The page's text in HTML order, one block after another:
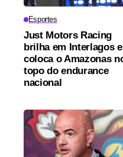
Esportes
Just Motors Racing
brilha em Interlagos e
coloca o Amazonas
topo do endurance
nacional